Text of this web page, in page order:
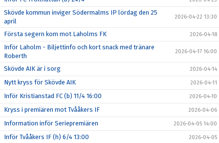
Skövde kommun inviger Södermalms IP lördag den 25
april
2026-04-22 13:30
Första segern kom mot Laholms FK 2026-04-18
Inför Laholm - Biljettinfo och kort snack med tränare
Roberth
2026-04-17 16:00
Skövde AIK är i sorg 2026-04-14
Nytt kryss för Skövde AIK 2026-04-11
Inför Kristianstad FC (b) 11/4 16:00 2026-04-10
Kryss i premiären mot Tvååkers IF 2026-04-06
Information inför Seriepremiären 2026-04-05 14:00
Inför Tvååkers IF (h) 6/4 13:00 2026-04-05